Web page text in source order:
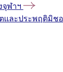
จุฬาฯ
และประพฤติมิช